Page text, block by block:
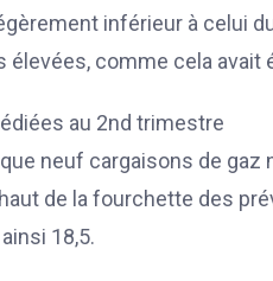
inférieur à celui
élevées, comme cela avait
au 2nd trimestre
neuf cargaisons de gaz
de la fourchette des
18,5.